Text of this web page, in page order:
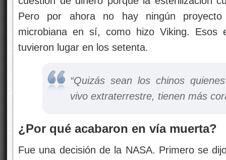
Pero por ahora no hay ningún
microbiana en sí, como hizo Viking. Esos
tuvieron lugar en los setenta.
“Quizás sean los chinos
vivo extraterrestre, tienen más
¿Por qué acabaron en vía muerta?
Fue una decisión de la NASA. Primero se